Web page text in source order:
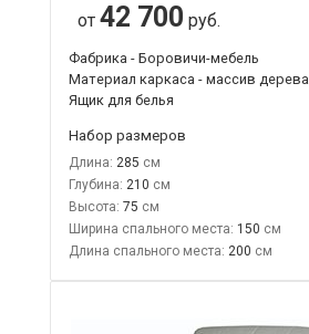
от 42 700 руб.
Фабрика - Боровичи-мебель
Материал каркаса - массив дерева
Ящик для белья
Набор размеров
Длина: 285
Глубина: 210
Высота: 75
Ширина спального места: 150
Длина спального места: 200